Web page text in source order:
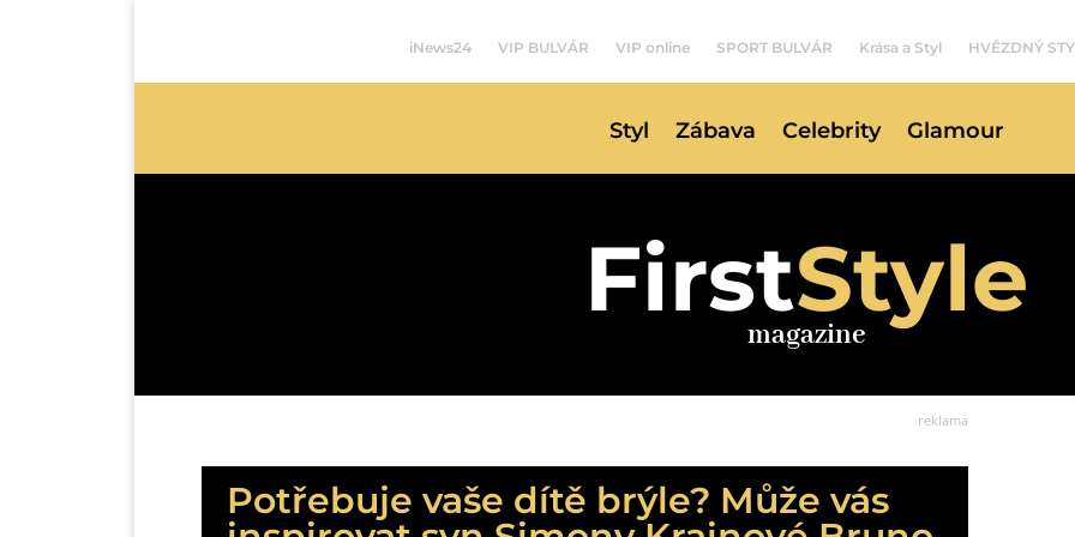
iNews24 VIP BULVÁR VIP online SPORT BULVÁR Krása a Styl HVĚZDNÝ
Styl Zábava Celebrity Glamour
FirstStyle
magazine
reklama
Potřebuje vaše dítě brýle? Může vás